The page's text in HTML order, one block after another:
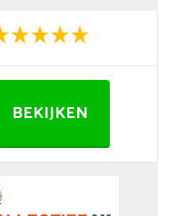
BEKIJKEN